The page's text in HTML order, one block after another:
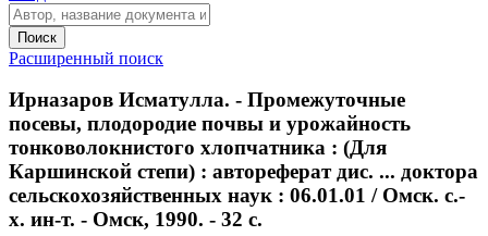
Поиск
Расширенный поиск
Ирназаров Исматулла. - Промежуточные
посевы, плодородие почвы и урожайность
тонковолокнистого хлопчатника : (Для
Каршинской степи) : автореферат дис. ... доктора
сельскохозяйственных наук : 06.01.01 / Омск. с.-
х. ин-т. - Омск, 1990. - 32 с.